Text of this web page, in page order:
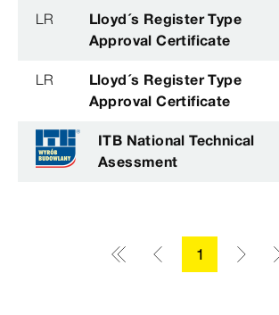
LR
Lloyd´s Register Type
Approval Certificate
LR
Lloyd´s Register Type
Approval Certificate
ITB National Technical
Asessment
1